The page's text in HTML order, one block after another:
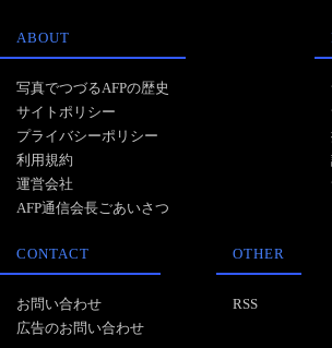
ABOUT
写真でつづるAFPの歴史
サイトポリシー
プライバシーポリシー
利用規約
運営会社
AFP通信会長ごあいさつ
CONTACT
お問い合わせ
広告のお問い合わせ
OTHER
RSS